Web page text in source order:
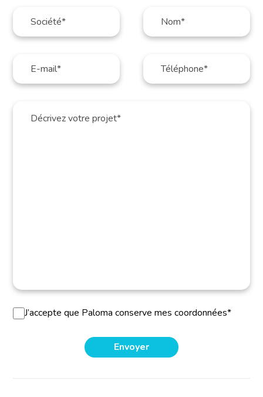
J’accepte que Paloma conserve mes coordonnées*